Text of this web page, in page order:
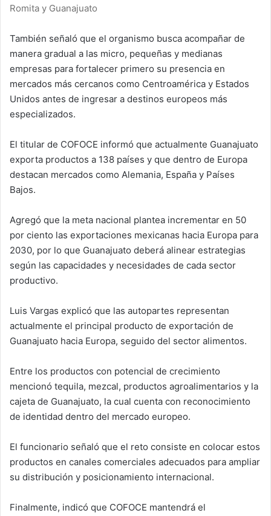
Romita y Guanajuato
También señaló que el organismo busca acompañar de
manera gradual a las micro, pequeñas y medianas
empresas para fortalecer primero su presencia en
mercados más cercanos como Centroamérica y Estados
Unidos antes de ingresar a destinos europeos más
especializados.
El titular de COFOCE informó que actualmente Guanajuato
exporta productos a 138 países y que dentro de Europa
destacan mercados como Alemania, España y Países
Bajos.
Agregó que la meta nacional plantea incrementar en 50
por ciento las exportaciones mexicanas hacia Europa para
2030, por lo que Guanajuato deberá alinear estrategias
según las capacidades y necesidades de cada sector
productivo.
Luis Vargas explicó que las autopartes representan
actualmente el principal producto de exportación de
Guanajuato hacia Europa, seguido del sector alimentos.
Entre los productos con potencial de crecimiento
mencionó tequila, mezcal, productos agroalimentarios y la
cajeta de Guanajuato, la cual cuenta con reconocimiento
de identidad dentro del mercado europeo.
El funcionario señaló que el reto consiste en colocar estos
productos en canales comerciales adecuados para ampliar
su distribución y posicionamiento internacional.
Finalmente, indicó que COFOCE mantendrá el